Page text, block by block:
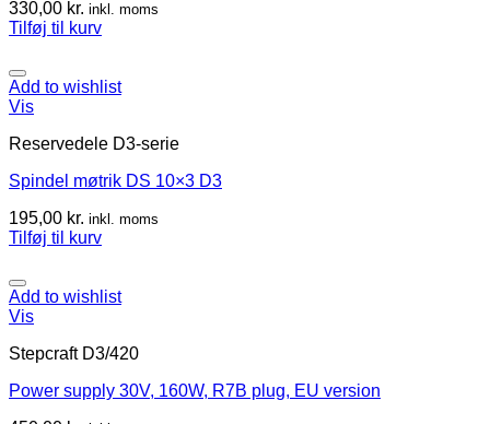
330,00 kr. inkl. moms
Tilføj til kurv
Add to wishlist
Vis
Reservedele D3-serie
Spindel møtrik DS 10×3 D3
195,00 kr. inkl. moms
Tilføj til kurv
Add to wishlist
Vis
Stepcraft D3/420
Power supply 30V, 160W, R7B plug, EU version